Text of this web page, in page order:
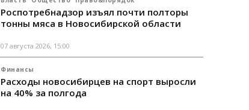
Роспотребнадзор изъял почти полторы
тонны мяса в Новосибирской области
07 августа 2026, 15:00
Финансы
Расходы новосибирцев на спорт выросли
на 40% за полгода